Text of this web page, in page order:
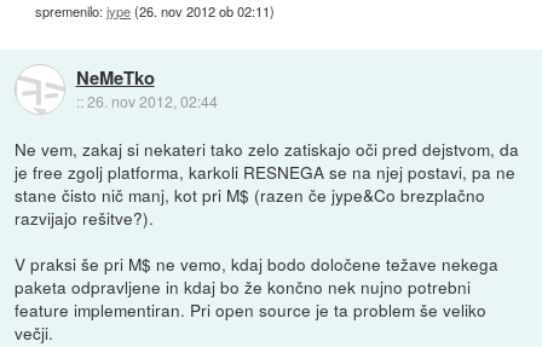
spremenilo:jype(26. nov 2012 ob 02:11)
NeMeTko
::26. nov 2012, 02:44
Ne vem, zakaj si nekateri tako zelo zatiskajo oči pred dejstvom, da
je free zgolj platforma, karkoli RESNEGA se na njej postavi, pa ne
stane čisto nič manj, kot pri M$ (razen če jype&Co brezplačno
razvijajo rešitve?).
V praksi še pri M$ ne vemo, kdaj bodo določene težave nekega
paketa odpravljene in kdaj bo že končno nek nujno potrebni
feature implementiran. Pri open source je ta problem še veliko
večji.